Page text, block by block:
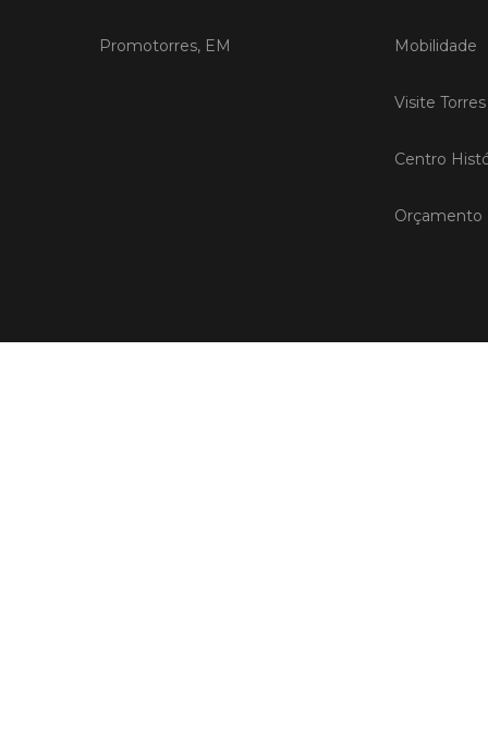
Promotorres, EM Mobilidade
Visite
Centro
Orçamento